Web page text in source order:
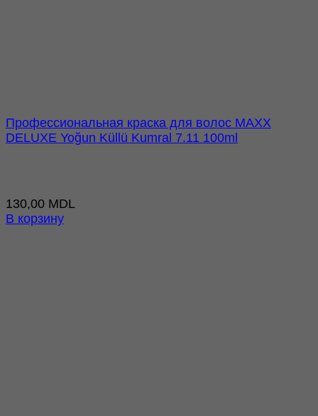
Профессиональная краска для волос MAXX
DELUXE Yoğun Küllü Kumral 7.11 100ml
130,00 MDL
В корзину